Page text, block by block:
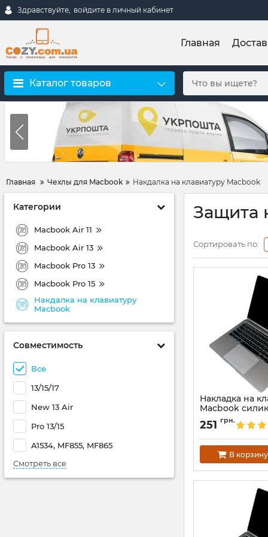
Здравствуйте, войдите в личный кабинет
Главная
Каталог товаров
Главная Чехлы для Macbook Накдалка на клавиатуру Macbook
Категории
Macbook Air 11
Macbook Air 13
Macbook Pro 13
Macbook Pro 15
Накдалка на клавиатуру
Macbook
Совместимость
Все
13/15/17
New 13 Air
Pro 13/15
A1534, MF855, MF865
Смотреть все
Защита
Сортировать по:
Накладка на
Macbook
Артикул: 3904
251 грн.
В корзину